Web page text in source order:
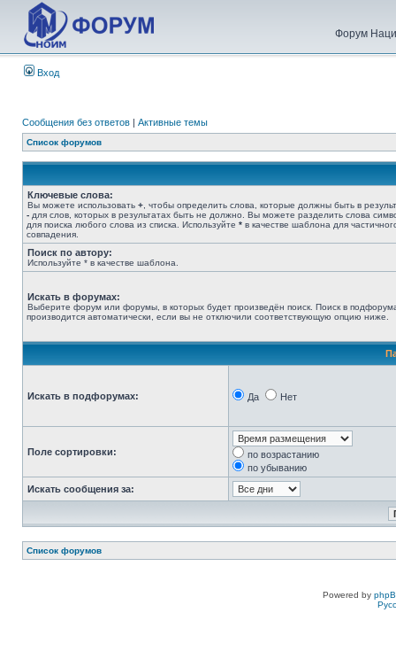
Форум
Вход
Сообщения без ответов | Активные темы
Список форумов
Ключевые слова:
Вы можете использовать + , чтобы определить слова, которые должны быть в
- для слов, которых в результатах быть не должно. Вы можете разделить слова
для поиска любого слова из списка. Используйте * в качестве шаблона для
совпадения.
Поиск по автору:
Используйте * в качестве шаблона.
Искать в форумах:
Выберите форум или форумы, в которых будет произведён поиск. Поиск в
производится автоматически, если вы не отключили соответствующую опцию ниже.
Искать в подфорумах: Да Нет
Поле сортировки:
по возрастанию
по убыванию
Искать сообщения за:
Список форумов
Powered by